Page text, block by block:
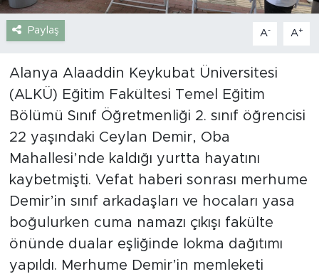
Paylaş A- A+
Alanya Alaaddin Keykubat Üniversitesi
(ALKÜ) Eğitim Fakültesi Temel Eğitim
Bölümü Sınıf Öğretmenliği 2. sınıf öğrencisi
22 yaşındaki Ceylan Demir, Oba
Mahallesi’nde kaldığı yurtta hayatını
kaybetmişti. Vefat haberi sonrası merhume
Demir’in sınıf arkadaşları ve hocaları yasa
boğulurken cuma namazı çıkışı fakülte
önünde dualar eşliğinde lokma dağıtımı
yapıldı. Merhume Demir’in memleketi
Türkiye
Yaşam
Yerel